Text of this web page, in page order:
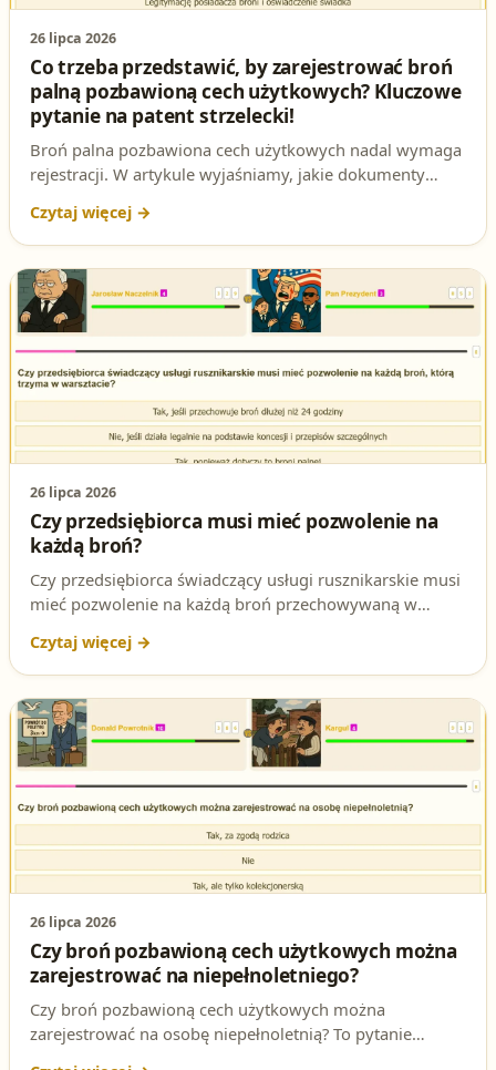
26 lipca 2026
Co trzeba przedstawić, by zarejestrować broń
palną pozbawioną cech użytkowych? Kluczowe
pytanie na patent strzelecki!
Broń palna pozbawiona cech użytkowych nadal wymaga
rejestracji. W artykule wyjaśniamy, jakie dokumenty
pytanie na egzaminie na patent strzelecki.
26 lipca 2026
Czy przedsiębiorca musi mieć pozwolenie na
każdą broń?
Czy przedsiębiorca świadczący usługi rusznikarskie musi
mieć pozwolenie na każdą broń przechowywaną w
testowe na patent strzelecki oraz jej podstawę prawną.
26 lipca 2026
Czy broń pozbawioną cech użytkowych można
zarejestrować na niepełnoletniego?
Czy broń pozbawioną cech użytkowych można
zarejestrować na osobę niepełnoletnią? To pytanie